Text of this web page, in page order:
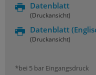
Datenblatt
(Druckansicht)
Datenblatt
(Druckansicht)
*bei 5 bar Eingangsdruck